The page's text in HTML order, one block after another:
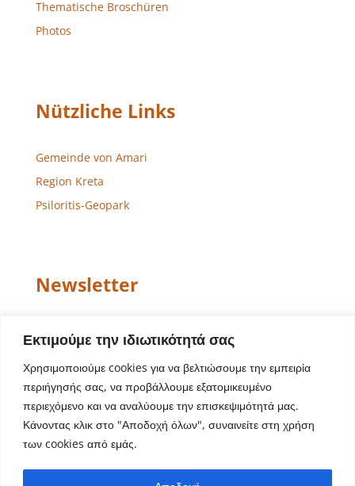
Εκτιμούμε την ιδιωτικότητά σας
Χρησιμοποιούμε cookies για να βελτιώσουμε την εμπειρία
περιήγησής σας, να προβάλλουμε εξατομικευμένο
περιεχόμενο και να αναλύουμε την επισκεψιμότητά μας.
Κάνοντας κλικ στο "Αποδοχή όλων", συναινείτε στη χρήση
των cookies από εμάς.
Thematische Broschüren
Photos
Nützliche Links
Gemeinde von Amari
Region Kreta
Psiloritis-Geopark
Newsletter